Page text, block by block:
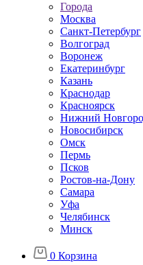
Города
Москва
Санкт-Петербург
Волгоград
Воронеж
Екатеринбург
Казань
Краснодар
Красноярск
Нижний
Новосибирск
Омск
Пермь
Псков
Ростов-на-Дону
Самара
Уфа
Челябинск
Минск
0 Корзина